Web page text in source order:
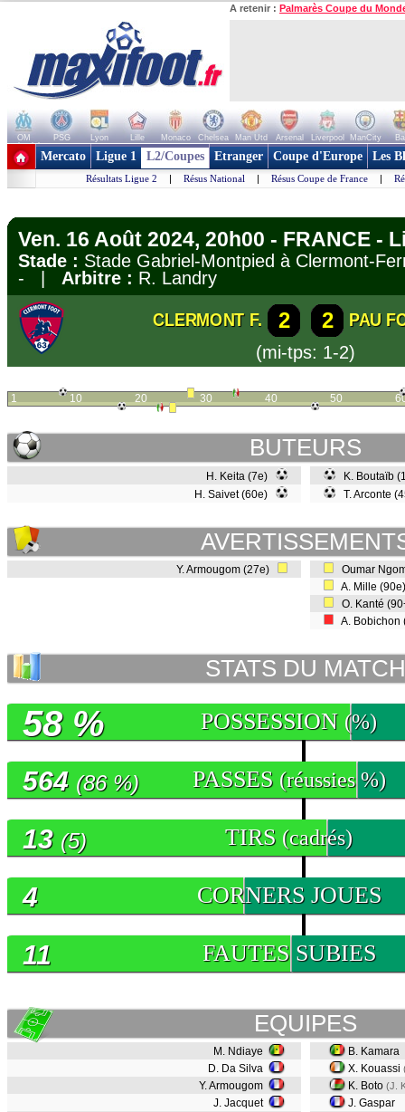
A retenir : Palmarès Coupe du
OM PSG Lyon Lille Monaco Chelsea Man Utd Arsenal Liverpool ManCity
+ de clubs
Mercato Ligue 1 L2/Coupes Etranger Coupe d'Europe Les
Résultats Ligue 2 | Résus National | Résus Coupe de France |
Ven. 16 Août 2024, 20h00 - FRANCE -
Stade : Stade Gabriel-Montpied à Clermont-
- | Arbitre : R. Landry
CLERMONT F. 2 2
PAU
(mi-tps: 1-2)
1 10 20 30 40 50
BUTEURS
H. Keita (7e)
H. Saivet (60e)
K. Boutaïb
T. Arconte
Y. Armougom (27e)
Oumar
A. Mille
O. Kanté
A.
STATS DU MATCH
POSSESSION (%)
58 %
PASSES (réussies %)
564 (86 %)
TIRS (cadrés)
13 (5)
CORNERS JOUES
4
FAUTES SUBIES
11
EQUIPES
M. Ndiaye
D. Da Silva
Y. Armougom
J. Jacquet
B. Kamara
X. Kouassi
K. Boto (J.
J. Gaspar